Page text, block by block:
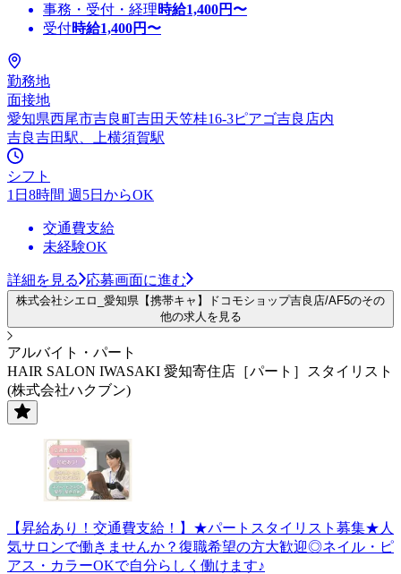
事務・受付・経理時給1,400円〜
受付時給1,400円〜
勤務地
面接地
愛知県西尾市吉良町吉田天笠桂16-3ピアゴ吉良店内
吉良吉田駅、上横須賀駅
シフト
1日8時間 週5日からOK
交通費支給
未経験OK
詳細を見る 応募画面に進む
株式会社シエロ_愛知県【携帯キャ】ドコモショップ吉良店/AF5のその
他の求人を見る
アルバイト・パート
HAIR SALON IWASAKI 愛知寄住店［パート］スタイリスト
(株式会社ハクブン)
【昇給あり！交通費支給！】★パートスタイリスト募集★人
気サロンで働きませんか？復職希望の方大歓迎◎ネイル・ピ
アス・カラーOKで自分らしく働けます♪